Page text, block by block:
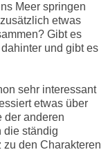
Meer springen
etwas
Gibt es
und gibt es
sehr interessant
etwas über
der anderen
die ständig
den Charakteren